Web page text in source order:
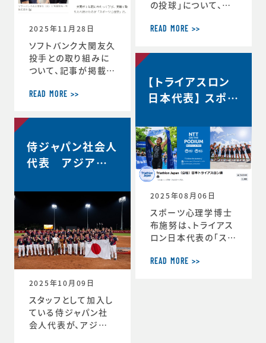
自分の最高を引き出
ツ心理学博士が語る
結果を出し続ける人
の
2025年11月28日
ソフトバンク大関友久
投手との取り組みに
ついて、記事が掲載さ
理学で結果 大関投
＜朝日新聞デジタル
ahi.com/articles/
DA3S16351620.ht
ml
READ MORE >>
の投球」について、イ
ます。速球140km／
フトバンク大関友久
エンスです」https://
topics.smt.doco
mo.ne.jp/article/
day-445985
READ MORE >>
侍ジャパン社会人
代表 アジア選
2025年10月09日
スタッフとして加入し
ている侍ジャパン社
会人代表が、アジア
【トライアスロン
日本代表】 スポー
ト/ハイパフォーマ
ンスコーチ 就任
2025年08月06日
スポーツ心理学博士
布施努は、トライアス
ロン日本代表の「スポ
ハイパフォーマンスコ
READ MORE >>